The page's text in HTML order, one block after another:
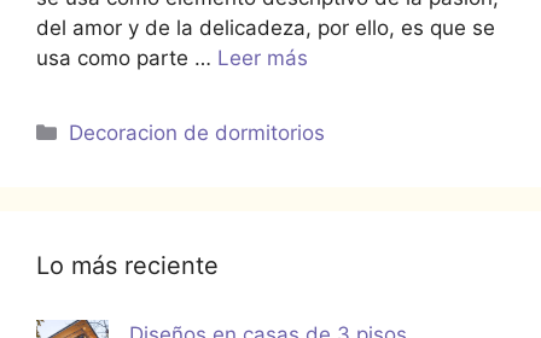
del amor y de la delicadeza, por ello, es que se
usa como parte … Leer más
Categorías
Decoracion de dormitorios
Lo más reciente